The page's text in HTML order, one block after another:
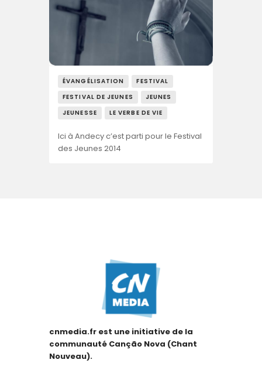
ÉVANGÉLISATION
FESTIVAL
FESTIVAL DE JEUNES
JEUNES
JEUNESSE
LE VERBE DE VIE
Ici à Andecy c’est parti pour le Festival
des Jeunes 2014
cnmedia.fr est une initiative de la
communauté Canção Nova (Chant
Nouveau).